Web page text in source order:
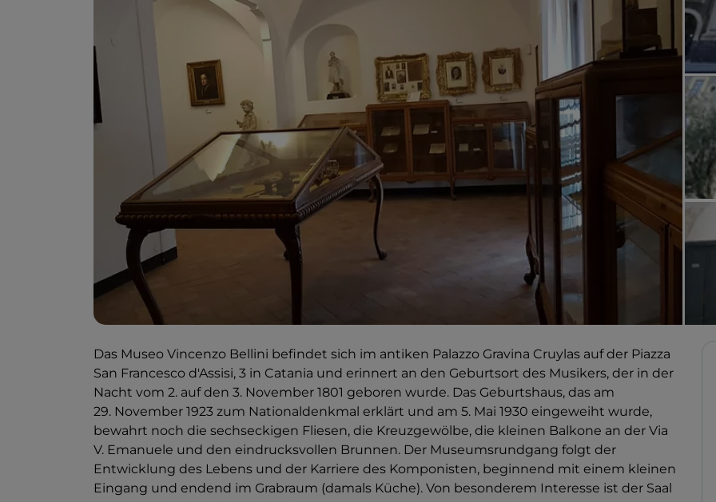
Das Museo Vincenzo Bellini befindet sich im antiken Palazzo Gravina Cruylas auf der Piazza
San Francesco d'Assisi, 3 in Catania und erinnert an den Geburtsort des Musikers, der in der
Nacht vom 2. auf den 3. November 1801 geboren wurde. Das Geburtshaus, das am
29. November 1923 zum Nationaldenkmal erklärt und am 5. Mai 1930 eingeweiht wurde,
bewahrt noch die sechseckigen Fliesen, die Kreuzgewölbe, die kleinen Balkone an der Via
V. Emanuele und den eindrucksvollen Brunnen. Der Museumsrundgang folgt der
Entwicklung des Lebens und der Karriere des Komponisten, beginnend mit einem kleinen
Eingang und endend im Grabraum (damals Küche). Von besonderem Interesse ist der Saal